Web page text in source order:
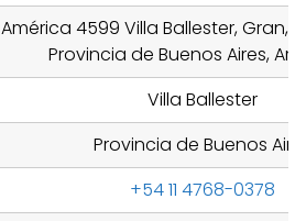
América 4599 Villa Ballester, Gran,
Provincia de Buenos Aires,
Villa Ballester
Provincia de Buenos
+54 11 4768-0378